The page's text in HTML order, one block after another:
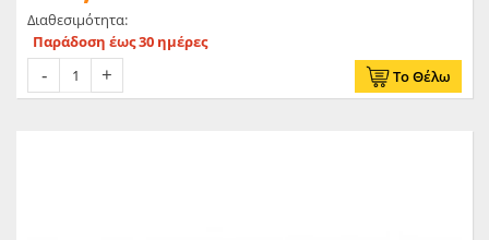
Διαθεσιμότητα:
Παράδοση έως 30 ημέρες
Το Θέλω